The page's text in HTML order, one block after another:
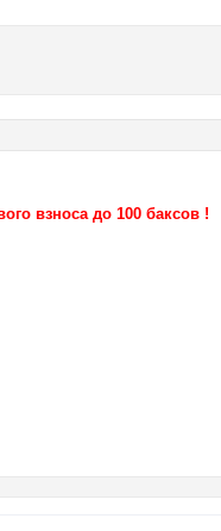
взноса до 100 баксов !